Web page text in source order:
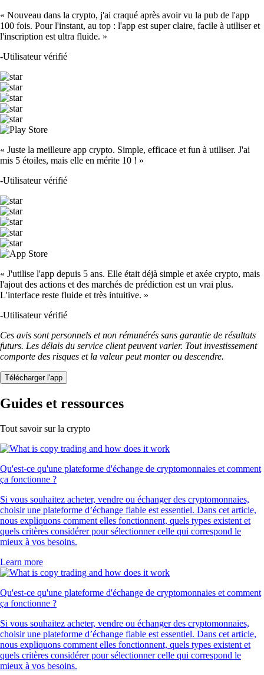
« Nouveau dans la crypto, j'ai craqué après avoir vu la pub de l'app
100 fois. Pour l'instant, au top : l'app est super claire, facile à utiliser et
l'inscription est ultra fluide. »
-Utilisateur vérifié
« Juste la meilleure app crypto. Simple, efficace et fun à utiliser. J'ai
mis 5 étoiles, mais elle en mérite 10 ! »
-Utilisateur vérifié
« J'utilise l'app depuis 5 ans. Elle était déjà simple et axée crypto, mais
l'ajout des actions et des marchés de prédiction est un vrai plus.
L'interface reste fluide et très intuitive. »
-Utilisateur vérifié
Ces avis sont personnels et non rémunérés sans garantie de résultats
futurs. Les délais du service client peuvent varier. Tout investissement
comporte des risques et la valeur peut monter ou descendre.
Télécharger l'app
Guides et ressources
Tout savoir sur la crypto
Qu'est-ce qu'une plateforme d'échange de cryptomonnaies et comment
ça fonctionne ?
Si vous souhaitez acheter, vendre ou échanger des cryptomonnaies,
choisir une plateforme d’échange fiable est essentiel. Dans cet article,
nous expliquons comment elles fonctionnent, quels types existent et
quels critères considérer pour sélectionner celle qui correspond le
mieux à vos besoins.
Learn more
Qu'est-ce qu'une plateforme d'échange de cryptomonnaies et comment
ça fonctionne ?
Si vous souhaitez acheter, vendre ou échanger des cryptomonnaies,
choisir une plateforme d’échange fiable est essentiel. Dans cet article,
nous expliquons comment elles fonctionnent, quels types existent et
quels critères considérer pour sélectionner celle qui correspond le
mieux à vos besoins.